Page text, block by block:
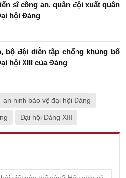
sĩ công an, quân đội xuất quân
hội Đảng
bộ đội diễn tập chống khủng bố
hội XIII của Đảng
an ninh bảo vệ đại hội Đảng
Đại hội Đảng XIII